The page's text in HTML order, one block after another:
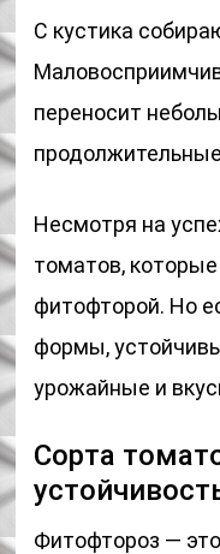
С кустика
переносит
Несмотря на
томатов,
фитофторой. Но
формы,
урожайные и
Сорта
Фитофтороз —